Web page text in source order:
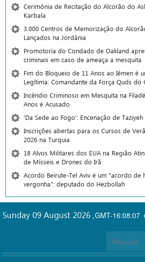
Cerimônia de Recitação do Alcorão do
Karbala
3.000 Centros de Memorização do
Lançados na Jordânia
Promotoria do Condado de Oakland
criminais em caso de ameaça a mesquita
Fim do Bloqueio de 11 Anos ao Iêmen é
Legítima: Comandante da Força Quds do
Incêndio Criminoso em Mesquita na
Anos é Acusado
'Da Sede ao Fogo': Encenação de
Inscrições abertas para os Cursos de
2026 na Turquia
18 Alvos Militares dos EUA na Região
de Mísseis e Drones do Irã
Acordo Beirute-Tel Aviv é um "acordo de
vergonha": deputado do Hezbollah
GMT-16:08:07
Sunday 09 August 2026 ,